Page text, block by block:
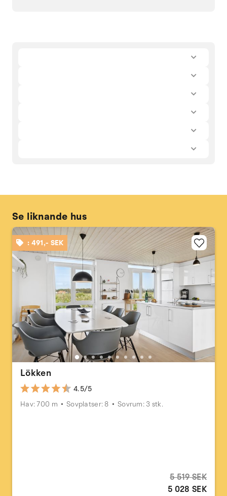
Se liknande hus
: 491,- SEK
Lökken
4.5/5
Hav: 700 m
Sovplatser: 8 Sovrum: 3 stk.
5 519 SEK
5 028 SEK